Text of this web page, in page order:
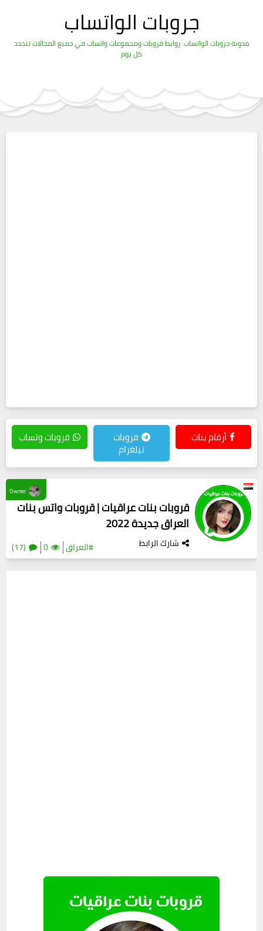
جروبات الواتساب
مدونة جروبات الواتساب: روابط قروبات ومجموعات واتساب في جميع المجالات تتجدد
كل يوم
أرقام بنات قروبات
تيلغرام
قروبات وتساب
قروبات بنات عراقيات | قروبات واتس بنات
العراق جديدة 2022
شارك الرابط #العراق 0
(17)
Owner